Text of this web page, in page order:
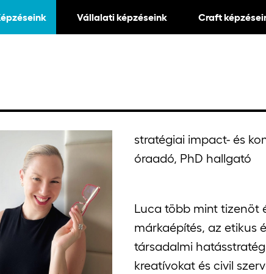
Vállalati képzéseink Craft
stratégiai impact- és
óraadó, PhD hallgató
Luca több mint tizenöt
márkaépítés, az etikus
társadalmi
kreatívokat és civil